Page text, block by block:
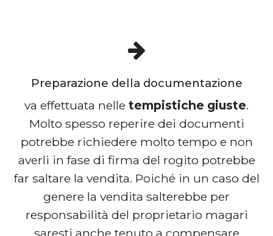
Preparazione della documentazione
va effettuata nelle tempistiche giuste.
Molto spesso reperire dei documenti
potrebbe richiedere molto tempo e non
averli in fase di firma del rogito potrebbe
far saltare la vendita. Poiché in un caso del
genere la vendita salterebbe per
responsabilità del proprietario magari
saresti anche tenuto a compensare